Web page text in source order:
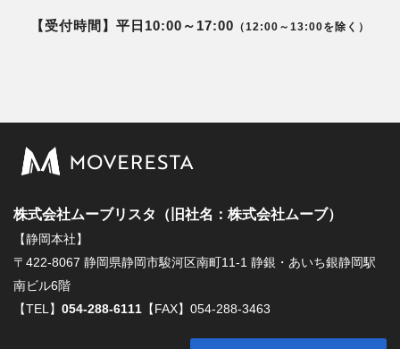
【受付時間】平日10:00～17:00 （12:00～13:00を除く）
株式会社ムーブリスタ（旧社名：株式会社ムーブ）
【静岡本社】
〒422-8067 静岡県静岡市駿河区南町11-1 静銀・あいち銀静岡駅
南ビル6階
【TEL】 054-288-6111 【FAX】054-288-3463